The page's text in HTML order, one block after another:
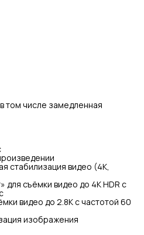
том числе замедленная
стабилизация видео (4K,
съёмки видео до 4K HDR с
видео до 2.8К с частотой 60
изображения